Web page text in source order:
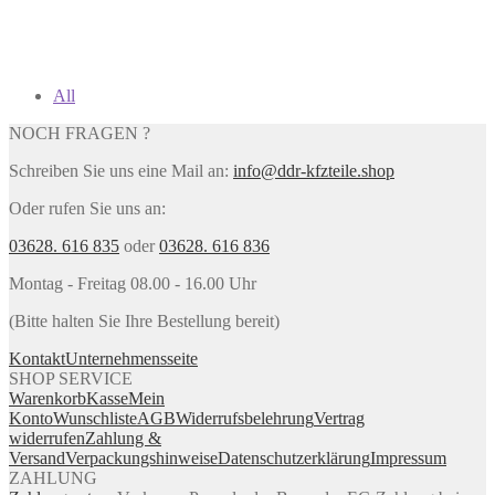
All
NOCH FRAGEN ?
Schreiben Sie uns eine Mail an: info@ddr-kfzteile.shop
Oder rufen Sie uns an:
03628. 616 835 oder03628. 616 836
Montag - Freitag 08.00 - 16.00 Uhr
(Bitte halten Sie Ihre Bestellung bereit)
KontaktUnternehmensseite
SHOP SERVICE
WarenkorbKasseMein
KontoWunschlisteAGBWiderrufsbelehrungVertrag
widerrufenZahlung &
VersandVerpackungshinweiseDatenschutzerklärungImpressum
ZAHLUNG